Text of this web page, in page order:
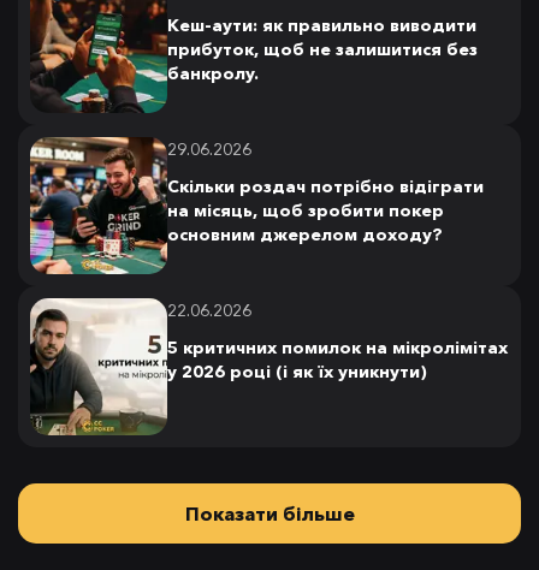
Кеш-аути: як правильно виводити
прибуток, щоб не залишитися без
банкролу.
29.06.2026
Скільки роздач потрібно відіграти
на місяць, щоб зробити покер
основним джерелом доходу?
22.06.2026
5 критичних помилок на мікролімітах
у 2026 році (і як їх уникнути)
Показати більше